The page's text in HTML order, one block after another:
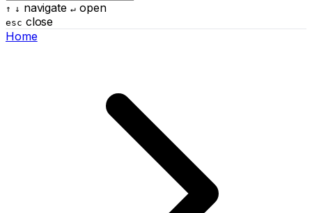
↑ ↓ navigate ↵open
esc close
Home